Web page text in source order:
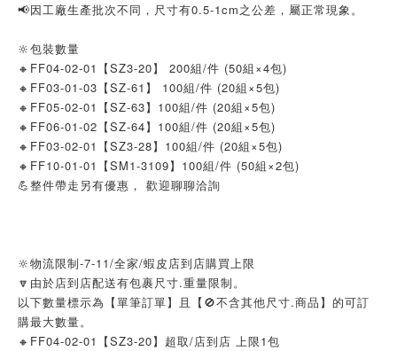
📢因工廠生產批次不同，尺寸有0.5-1cm之公差，屬正常現象。
🔆包裝數量
🔸FF04-02-01【SZ3-20】 200組/件 (50組×4包)
🔸FF03-01-03【SZ-61】 100組/件 (20組×5包)
🔸FF05-02-01【SZ-63】100組/件 (20組×5包)
🔸FF06-01-02【SZ-64】100組/件 (20組×5包)
🔸FF03-02-01【SZ3-28】100組/件 (20組×5包)
🔸FF10-01-01【SM1-3109】100組/件 (50組×2包)
💪整件帶走另有優惠， 歡迎聊聊洽詢
🔆物流限制-7-11/全家/蝦皮店到店購買上限
🔽由於店到店配送有包裹尺寸.重量限制。
以下數量標示為【單筆訂單】且【🚫不含其他尺寸.商品】的可訂
購最大數量。
🔸FF04-02-01【SZ3-20】超取/店到店 上限1包